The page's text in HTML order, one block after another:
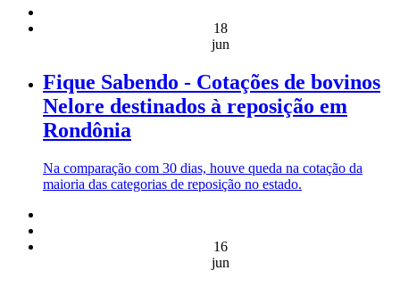
18
jun
Fique Sabendo - Cotações de bovinos
Nelore destinados à reposição em
Rondônia
Na comparação com 30 dias, houve queda na cotação da
maioria das categorias de reposição no estado.
16
jun